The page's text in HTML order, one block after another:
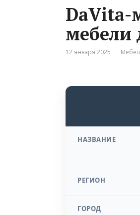
DaVita-
мебели
12 января 2025
НАЗВАНИЕ
РЕГИОН
ГОРОД